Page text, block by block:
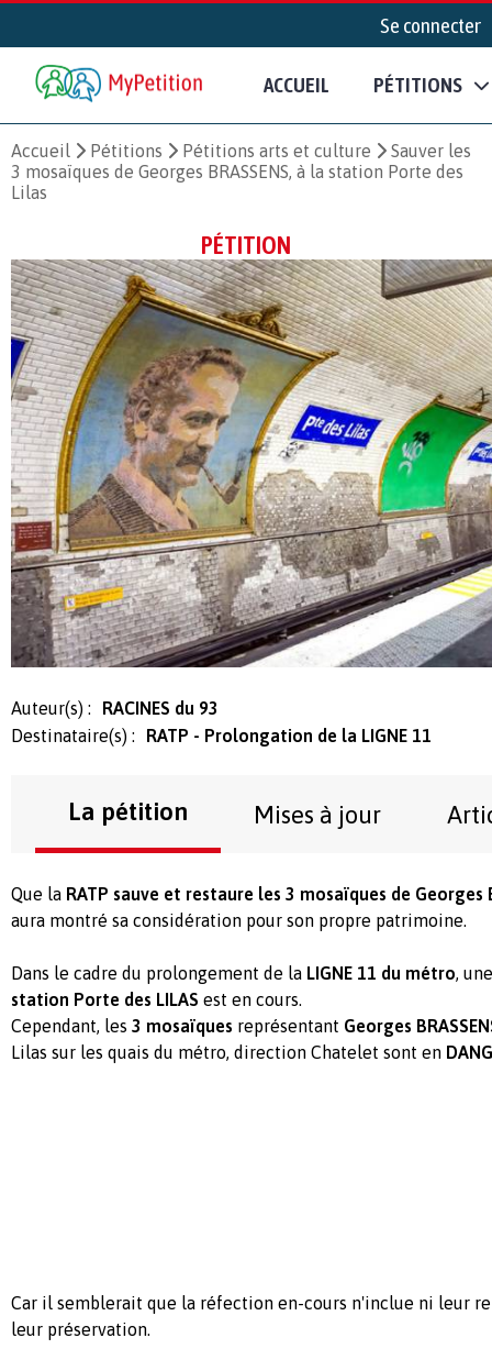
Se connecter
ACCUEIL PÉTITIONS
Accueil Pétitions Pétitions arts et culture
Sauver les
3 mosaïques de Georges BRASSENS, à la station Porte des
Lilas
PÉTITION
Auteur(s) :
RACINES du 93
Destinataire(s) :
RATP - Prolongation de la LIGNE 11
La pétition Mises à jour
Que la RATP sauve et restaure les 3 mosaïques de Georges
aura montré sa considération pour son propre patrimoine.
Dans le cadre du prolongement de la LIGNE 11 du métro,
station Porte des LILAS est en cours.
Cependant, les 3 mosaïques représentant Georges
Lilas sur les quais du métro, direction Chatelet sont en
Car il semblerait que la réfection en-cours n'inclue ni leur
leur préservation.